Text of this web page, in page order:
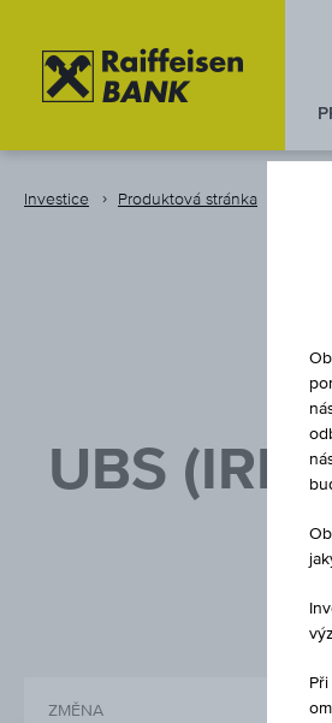
springen
Quicklinks
springen
Investice Produktová stránka
UBS (IRL)
ZMĚNA